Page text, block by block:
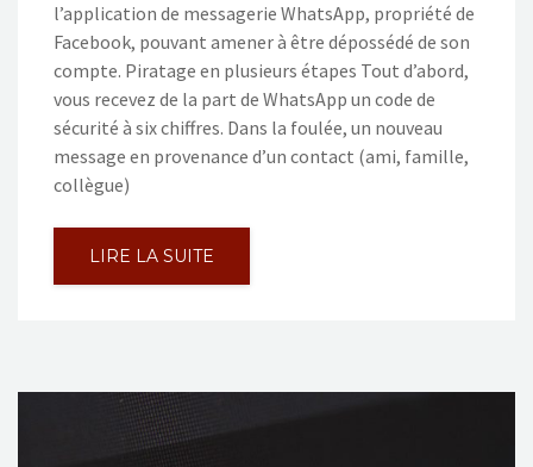
l’application de messagerie WhatsApp, propriété de
Facebook, pouvant amener à être dépossédé de son
compte. Piratage en plusieurs étapes Tout d’abord,
vous recevez de la part de WhatsApp un code de
sécurité à six chiffres. Dans la foulée, un nouveau
message en provenance d’un contact (ami, famille,
collègue)
LIRE LA SUITE